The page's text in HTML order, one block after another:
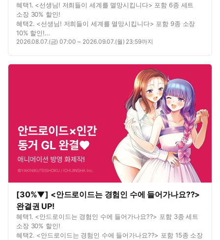
혜택1. <선생님! 저희들이 세계를 멸망시킵니다> 포함 6종 세트
소장 30% 할인!
혜택2. <선생님! 저희들이 세계를 멸망시킵니다> 포함 9종 소장
10% 할인!
혜택3. <선생님! 저희들이 세계를 멸망시킵니다> 포함 4종 총 5권
2026.08.07.(금) 07:00 ~ 2026.09.07.(월) 23:59까지
[30%▼] <안드로이드는 경험인 수에 들어가나요??>
완결권 UP!
혜택1. <안드로이드는 경험인 수에 들어가나요??> 포함 3종 세트
소장 30% 할인!
혜택2. <안드로이드는 경험인 수에 들어가나요??> 포함 15종 소장